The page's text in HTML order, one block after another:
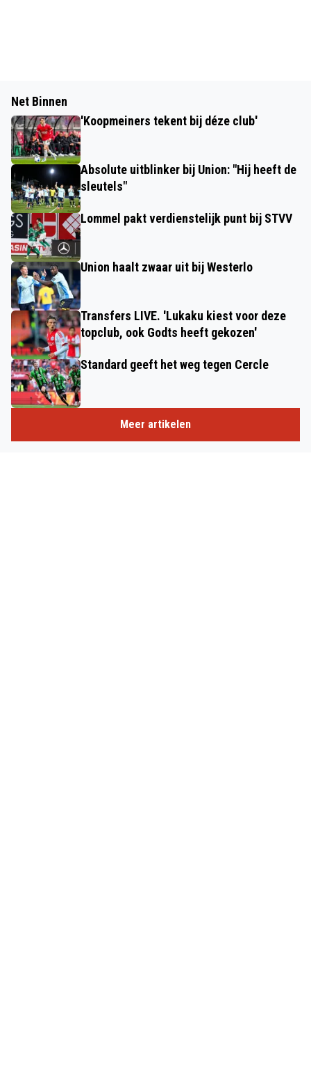
Net Binnen
'Koopmeiners tekent bij déze club'
Absolute uitblinker bij Union: "Hij heeft de
sleutels"
Lommel pakt verdienstelijk punt bij STVV
Union haalt zwaar uit bij Westerlo
Transfers LIVE. 'Lukaku kiest voor deze
topclub, ook Godts heeft gekozen'
Standard geeft het weg tegen Cercle
Meer artikelen